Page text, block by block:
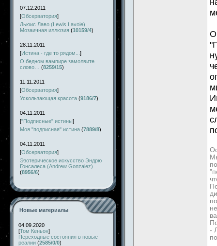
07.12.2011
[Обсерватория]
Льюис Лаво (Lewis Lavoie).
Мозаичная иллюзия (10159/4)
28.11.2011
[Истина - где то рядом... ]
О бедном вампире замолвите
слово…
(8259/15)
11.11.2011
[Обсерватория]
Ускользающая красота (9186/7)
04.11.2011
["Подписные" истины]
Моя "подписная" истина (7889/8)
04.11.2011
[Обсерватория]
Эзотерическое искусство Эндрю
Гонсалеса (Andrew Gonzalez)
(8956/6)
Новые материалы
04.09.2020
[Том Кеньон]
Переходные состояния в новые
реалии (2585/0/0)
-